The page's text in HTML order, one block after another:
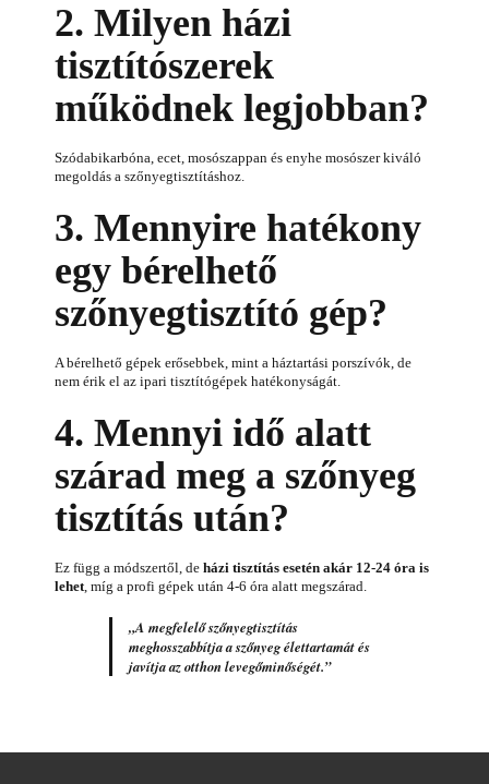
2. Milyen házi
tisztítószerek
működnek legjobban?
Szódabikarbóna, ecet, mosószappan és enyhe mosószer kiváló
megoldás a szőnyegtisztításhoz.
3. Mennyire hatékony
egy bérelhető
szőnyegtisztító gép?
A bérelhető gépek erősebbek, mint a háztartási porszívók, de
nem érik el az ipari tisztítógépek hatékonyságát.
4. Mennyi idő alatt
szárad meg a szőnyeg
tisztítás után?
Ez függ a módszertől, de házi tisztítás esetén akár 12-24 óra is
lehet, míg a profi gépek után 4-6 óra alatt megszárad.
„A megfelelő szőnyegtisztítás
meghosszabbítja a szőnyeg élettartamát és
javítja az otthon levegőminőségét.”